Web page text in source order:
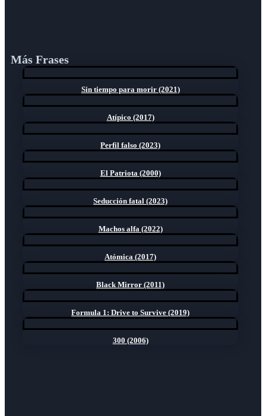
Más Frases
Sin tiempo para morir (2021)
Atípico (2017)
Perfil falso (2023)
El Patriota (2000)
Seducción fatal (2023)
Machos alfa (2022)
Atómica (2017)
Black Mirror (2011)
Formula 1: Drive to Survive (2019)
300 (2006)